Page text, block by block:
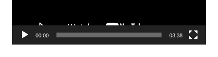
00:00 03:38